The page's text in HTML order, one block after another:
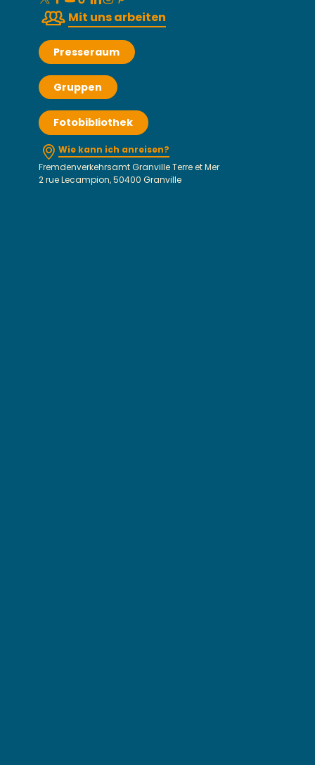
Mit uns arbeiten
Presseraum
Gruppen
Fotobibliothek
Wie kann ich anreisen?
Fremdenverkehrsamt Granville Terre et Mer
2 rue Lecampion, 50400 Granville